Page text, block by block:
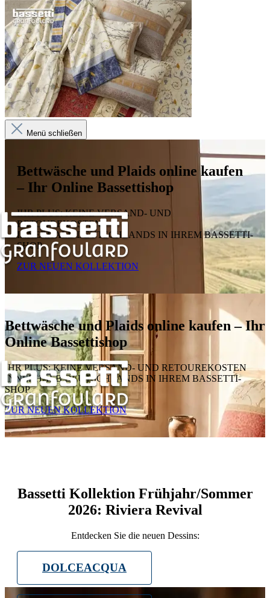
Menü schließen
Bettwäsche und Plaids online kaufen
– Ihr Online Bassettishop
IHR PLUS: KEINE VERSAND- UND
RETOUREKOSTEN
INNERHALB DEUTSCHLANDS IN IHREM BASSETTI-
SHOP
ZUR NEUEN KOLLEKTION
Bettwäsche und Plaids online kaufen – Ihr
Online Bassettishop
IHR PLUS: KEINE VERSAND- UND RETOUREKOSTEN
INNERHALB DEUTSCHLANDS IN IHREM BASSETTI-
SHOP
ZUR NEUEN KOLLEKTION
Bassetti Kollektion Frühjahr/Sommer
2026: Riviera Revival
Entdecken Sie die neuen Dessins:
DOLCEACQUA